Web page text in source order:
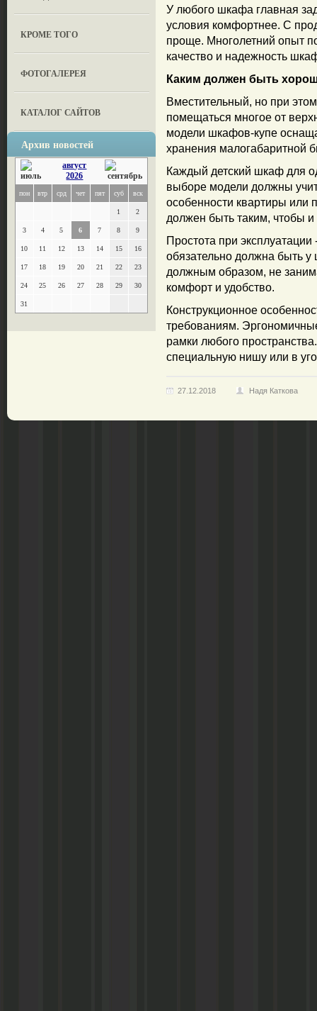
КРОМЕ ТОГО
ФОТОГАЛЕРЕЯ
КАТАЛОГ САЙТОВ
Архив новостей
август
2026
пон втр срд чет пят суб вск
1 2
3 4 5 6 7 8 9
10 11 12 13 14 15 16
17 18 19 20 21 22 23
24 25 26 27 28 29 30
31
У любого шкафа главная
условия комфортнее. С
проще. Многолетний опыт
качество и надежность
Каким должен быть
Вместительный, но при
помещаться многое от
модели шкафов-купе
хранения малогабаритной
Каждый детский шкаф для
выборе модели должны
особенности квартиры
должен быть таким, чтобы и
Простота при
обязательно должна быть
должным образом, не
комфорт и удобство.
Конструкционное
требованиям.
рамки любого
специальную нишу или в
27.12.2018 Надя Каткова